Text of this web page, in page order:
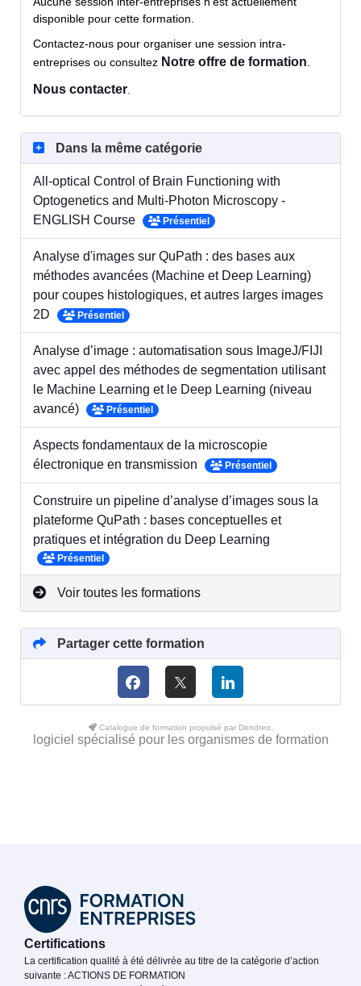
disponible pour cette formation.
Contactez-nous pour organiser une session intra-
entreprises ou consultez Notre offre de formation
Nous contacter
Dans la même catégorie
All-optical Control of Brain Functioning with
Optogenetics and Multi-Photon Microscopy -
ENGLISH Course
Présentiel
Analyse d'images sur QuPath : des bases aux
méthodes avancées (Machine et Deep Learning)
pour coupes histologiques, et autres larges images
2D
Présentiel
Analyse d’image : automatisation sous ImageJ/FIJI
avec appel des méthodes de segmentation utilisant
le Machine Learning et le Deep Learning (niveau
avancé)
Présentiel
Aspects fondamentaux de la microscopie
électronique en transmission
Présentiel
Construire un pipeline d’analyse d’images sous la
plateforme QuPath : bases conceptuelles et
pratiques et intégration du Deep Learning
Présentiel
Voir toutes les formations
Partager cette formation
Catalogue de formation propulsé par Dendreo,
logiciel spécialisé pour les organismes de formation
Certifications
La certification qualité à été délivrée au titre de la catégorie d’action
suivante : ACTIONS DE FORMATION